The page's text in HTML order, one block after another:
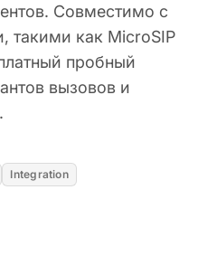
Совместимо с
такими как MicroSIP
пробный
вызовов и
Integration